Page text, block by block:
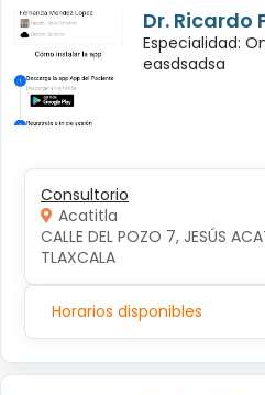
Dr. Ricardo
Especialidad:
easdsadsa
Consultorio
Acatitla
CALLE DEL POZO 7, JESÚS
TLAXCALA
Horarios disponibles